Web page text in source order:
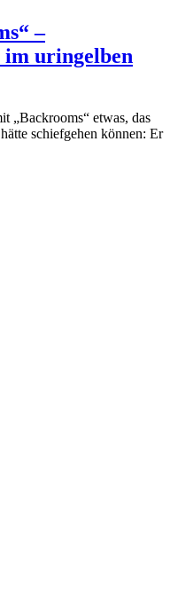
–
uringelben
„Backrooms“ etwas, das
schiefgehen können: Er